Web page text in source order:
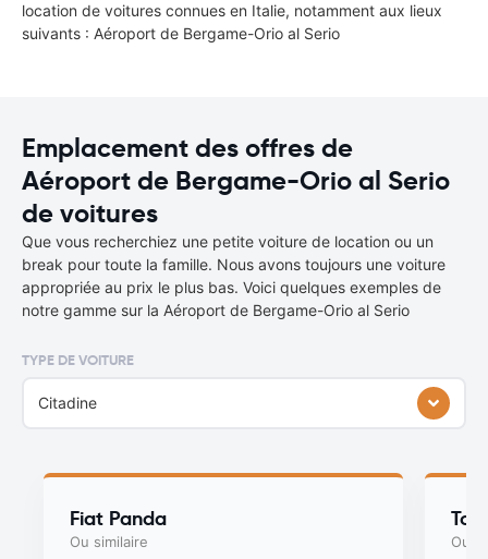
location de voitures connues en Italie, notamment aux lieux
suivants : Aéroport de Bergame-Orio al Serio
Emplacement des offres de
Aéroport de Bergame-Orio al Serio
de voitures
Que vous recherchiez une petite voiture de location ou un
break pour toute la famille. Nous avons toujours une voiture
appropriée au prix le plus bas. Voici quelques exemples de
notre gamme sur la Aéroport de Bergame-Orio al Serio
TYPE DE VOITURE
Citadine
Fiat Panda
Ou similaire Ou